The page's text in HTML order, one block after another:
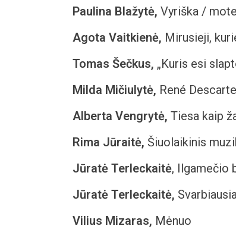
Paulina Blažytė, Vyriška /
Agota Vaitkienė, Mirusieji,
Tomas Šečkus, „Kuris esi
Milda Mičiulytė, René
Alberta Vengrytė, Tiesa kaip
Rima Jūraitė, Šiuolaikinis
Jūratė Terleckaitė, Ilgamečio
Jūratė Terleckaitė,
Vilius Mizaras, Mėnuo